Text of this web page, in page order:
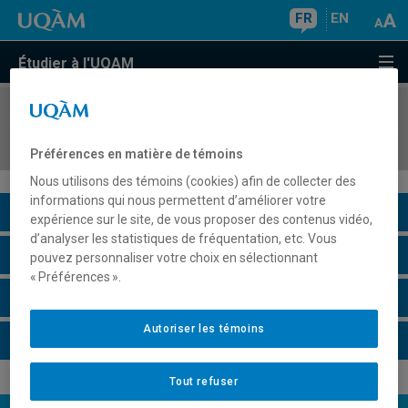
FR EN
Étudier à l'UQAM
COURS//
Description du cours
Horaire - Été 2026
Préférences en matière de témoins
Nous utilisons des témoins (cookies) afin de collecter des
informations qui nous permettent d’améliorer votre
expérience sur le site, de vous proposer des contenus vidéo,
d’analyser les statistiques de fréquentation, etc. Vous
pouvez personnaliser votre choix en sélectionnant
« Préférences ».
Tout refuser
Autoriser les témoins